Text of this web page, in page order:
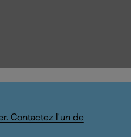
Contactez l'un de